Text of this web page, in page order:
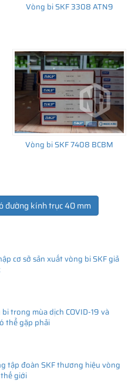
Vòng bi SKF 3308 ATN9
Vòng bi SKF 7408 BCBM
đường kính trục 40 mm
cơ sở sản xuất vòng bi SKF giả
trong mùa dịch COVID-19 và
thể gặp phải
tập đoàn SKF thương hiệu vòng
thế giới